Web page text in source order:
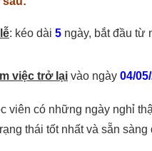
: kéo dài 5 ngày, bắt đầu từ
việc trở lại vào ngày 04/
viên có những ngày nghỉ
thái tốt nhất và sẵn